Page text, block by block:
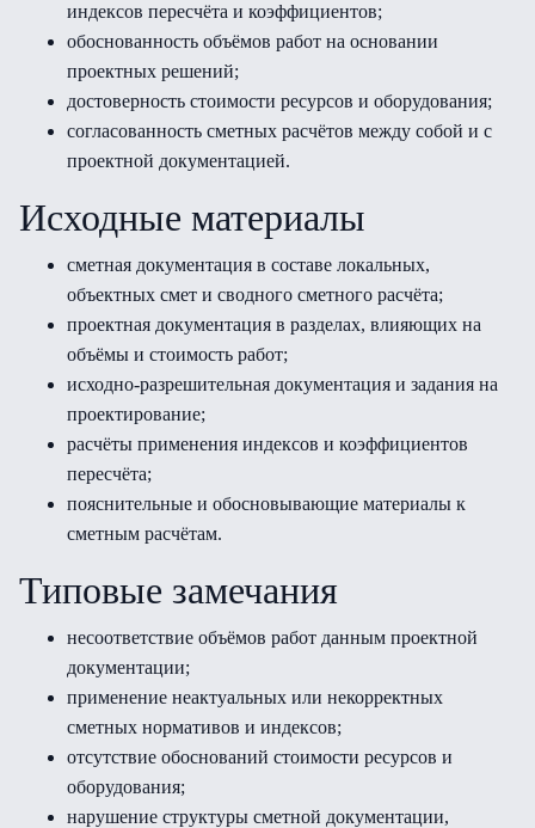
индексов пересчёта и коэффициентов;
обоснованность объёмов работ на основании
проектных решений;
достоверность стоимости ресурсов и оборудования;
согласованность сметных расчётов между собой и с
проектной документацией.
Исходные материалы
сметная документация в составе локальных,
объектных смет и сводного сметного расчёта;
проектная документация в разделах, влияющих на
объёмы и стоимость работ;
исходно-разрешительная документация и задания на
проектирование;
расчёты применения индексов и коэффициентов
пересчёта;
пояснительные и обосновывающие материалы к
сметным расчётам.
Типовые замечания
несоответствие объёмов работ данным проектной
документации;
применение неактуальных или некорректных
сметных нормативов и индексов;
отсутствие обоснований стоимости ресурсов и
оборудования;
нарушение структуры сметной документации,